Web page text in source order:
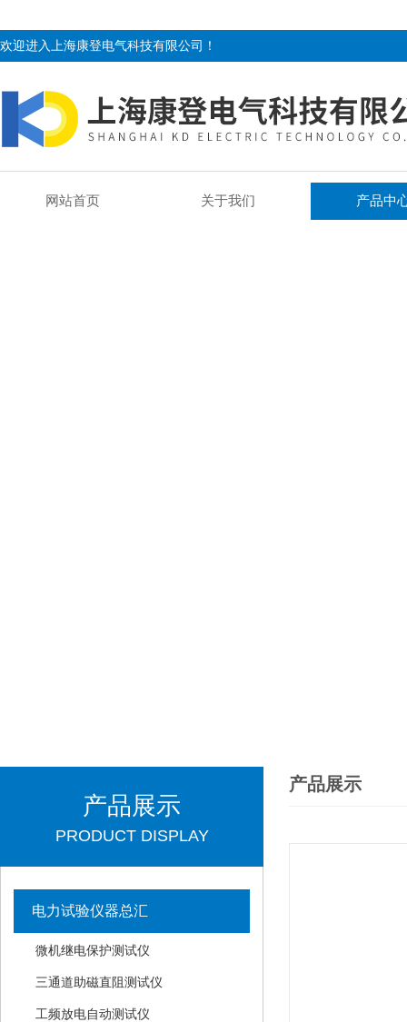
欢迎进入上海康登电气科技有限公司！
网站首页 关于我们 产品中
产品展示
PRODUCT DISPLAY
电力试验仪器总汇
微机继电保护测试仪
三通道助磁直阻测试仪
工频放电自动测试仪
产品展示